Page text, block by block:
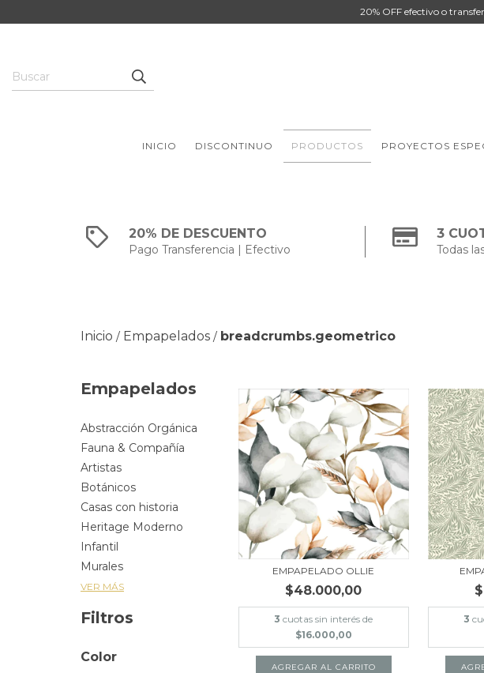
20% OFF efectivo o
INICIO DISCONTINUO PRODUCTOS PROYECTOS
20% DE DESCUENTO
Pago Transferencia | Efectivo
3
Todas
Inicio / Empapelados / breadcrumbs.geometrico
Empapelados
Abstracción Orgánica
Fauna & Compañía
Artistas
Botánicos
Casas con historia
Heritage Moderno
Infantil
Murales
VER MÁS
Filtros
Color
EMPAPELADO OLLIE
$48.000,00
3 cuotas sin interés de
$16.000,00
AGREGAR AL CARRITO
3